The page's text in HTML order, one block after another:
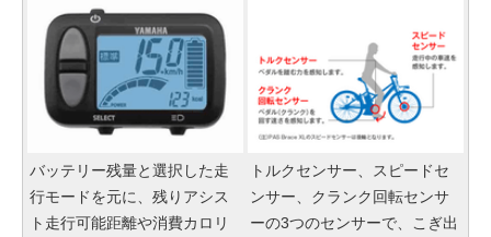
バッテリー残量と選択した走
行モードを元に、残りアシス
ト走行可能距離や消費カロリ
トルクセンサー、スピードセ
ンサー、クランク回転センサ
ーの3つのセンサーで、こぎ出